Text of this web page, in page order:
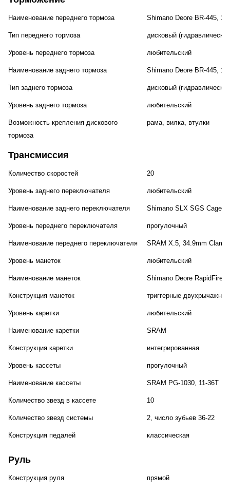
Наименование переднего тормоза Shimano Deore BR-445,
Тип переднего тормоза дисковый
Уровень переднего тормоза любительский
Наименование заднего тормоза Shimano Deore BR-445,
Тип заднего тормоза дисковый
Уровень заднего тормоза любительский
Возможность крепления дискового
тормоза
рама, вилка, втулки
Трансмиссия
Количество скоростей 20
Уровень заднего переключателя любительский
Наименование заднего переключателя Shimano SLX SGS Cage
Уровень переднего переключателя прогулочный
Наименование переднего переключателя SRAM X.5, 34.9mm Clamp
Уровень манеток любительский
Наименование манеток Shimano Deore RapidFire
Конструкция манеток триггерные двухрычажные
Уровень каретки любительский
Наименование каретки SRAM
Конструкция каретки интегрированная
Уровень кассеты прогулочный
Наименование кассеты SRAM PG-1030, 11-36T
Количество звезд в кассете 10
Количество звезд системы 2, число зубьев 36-22
Конструкция педалей классическая
Руль
Конструкция руля прямой